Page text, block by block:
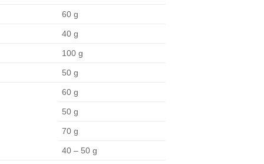
60 g
40 g
100 g
50 g
60 g
50 g
70 g
40 – 50 g